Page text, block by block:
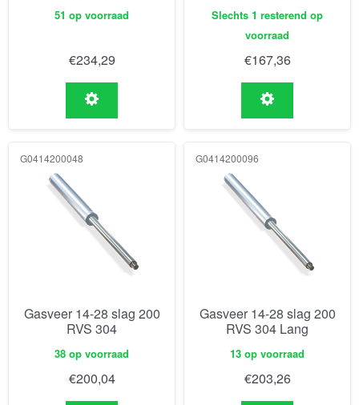
51 op voorraad
€234,29
Slechts 1 resterend op
voorraad
€167,36
G0414200048
Gasveer 14-28 slag 200
RVS 304
38 op voorraad
€200,04
G0414200096
Gasveer 14-28 slag 200
RVS 304 Lang
13 op voorraad
€203,26